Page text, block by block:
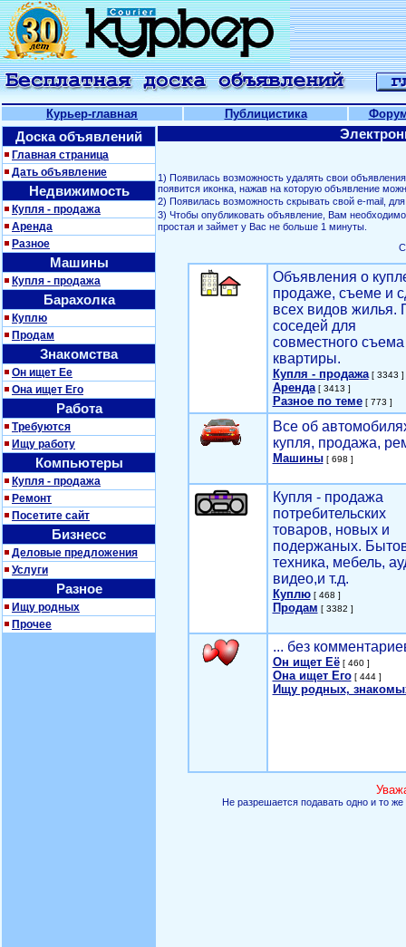
Курьер-главная Публицистика
Доска объявлений
Главная страница
Дать объявление
Недвижимость
Купля - продажа
Аренда
Разное
Машины
Купля - продажа
Барахолка
Куплю
Продам
Знакомства
Он ищет Ее
Она ищет Его
Работа
Требуются
Ищу работу
Компьютеры
Купля - продажа
Ремонт
Посетите сайт
Бизнесс
Деловые предложения
Услуги
Разное
Ищу родных
Прочее
1) Появилась возможность удалять свои
появится иконка, нажав на которую объявление
2) Появилась возможность скрывать свой е-mail,
3) Чтобы опубликовать объявление, Вам
простая и займет у Вас не больше 1 минуты.
Объявления о
продаже, съеме и
всех видов жилья.
соседей для
совместного съема
квартиры.
Купля - продажа[ 3343 ]
Аренда[ 3413 ]
Разное по теме[ 773 ]
Все об
купля, продажа,
Машины[ 698 ]
Купля - продажа
потребительских
товаров, новых и
подержаных.
техника, мебель,
видео,и т.д.
Куплю[ 468 ]
Продам [ 3382 ]
... без
Он ищет Её[ 460 ]
Она ищет Его[ 444 ]
Ищу родных,
Не разрешается подавать одно и то